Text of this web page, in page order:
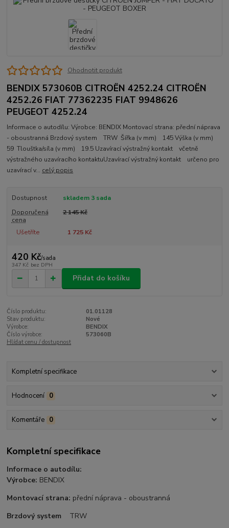
Ohodnotit produkt
BENDIX 573060B CITROËN 4252.24 CITROËN
4252.26 FIAT 77362235 FIAT 9948626
PEUGEOT 4252.24
Informace o autodílu: Výrobce: BENDIX Montovací strana: přední náprava
- oboustranná Brzdový system TRW Šířka (v mm) 145 Výška (v mm)
59 Tlouštka/síla (v mm) 19.5 Uzavírací výstražný kontakt včetně
výstražného uzavíracího kontaktuUzavírací výstražný kontakt určeno pro
uzavírací v... celý popis
Dostupnost
skladem 3 sada
Doporučená
cena
2 145 Kč
Ušetříte 1 725 Kč
420 Kč/sada
347 Kč bez DPH
Přidat do košíku
Číslo produktu:
01.01128
Stav produktu:
Nové
Výrobce:
BENDIX
Číslo výrobce:
573060B
Hlídat cenu / dostupnost
Kompletní specifikace
Hodnocení 0
Komentáře 0
Kompletní specifikace
Informace o autodílu:
Výrobce: BENDIX
Montovací strana: přední náprava - oboustranná
Brzdový system
TRW